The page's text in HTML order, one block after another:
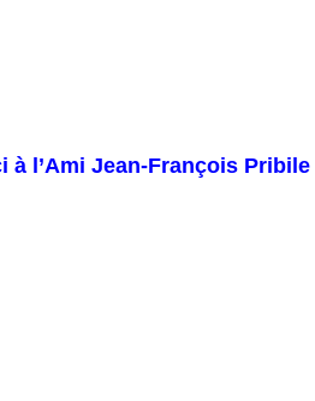
à l’Ami Jean-François